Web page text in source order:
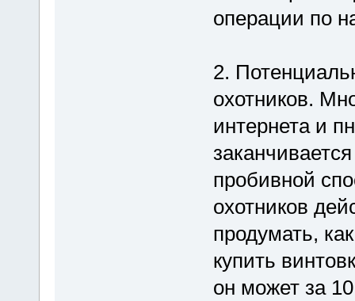
операции по
2.
охотников.
интернета и
пробивной
охотников
продумать,
купить
он может за